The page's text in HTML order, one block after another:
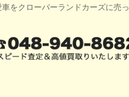
をクローバーランドカーズに売っ